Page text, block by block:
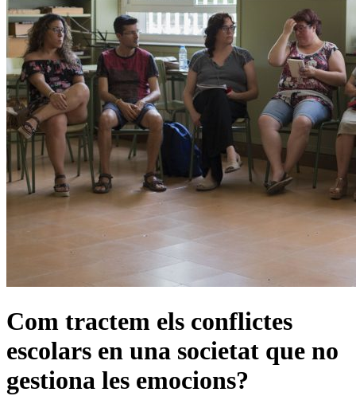
Com tractem els conflictes
escolars en una societat que no
gestiona les emocions?